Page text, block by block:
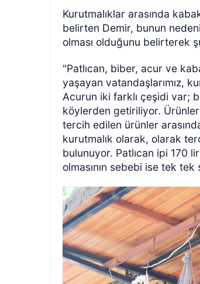
Kurutmalıklar arasında
belirten Demir, bunun
olması olduğunu belirterek
"Patlıcan, biber, acur ve
yaşayan vatandaşlarımız,
Acurun iki farklı çeşidi var;
köylerden getiriliyor.
tercih edilen ürünler
kurutmalık olarak, olarak
bulunuyor. Patlıcan ipi 170
olmasının sebebi ise tek